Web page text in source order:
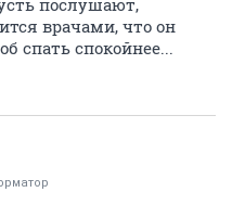
послушают,
врачами, что он
спать спокойнее...